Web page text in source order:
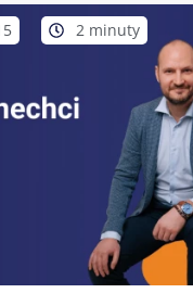
2 minuty